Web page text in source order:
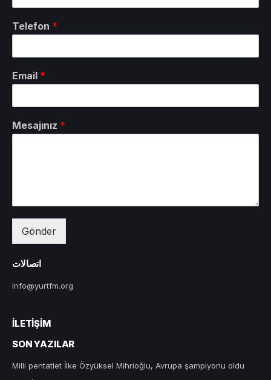
Telefon *
Email *
Mesajınız *
Gönder
اتصالات
info@yurtfm.org
İLETIŞIM
SON YAZILAR
Milli pentatlet İlke Özyüksel Mihrioğlu, Avrupa şampiyonu oldu